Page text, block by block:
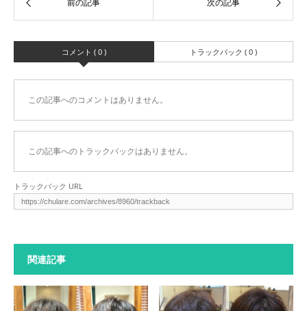
コメント ( 0 ) トラックバック ( 0 )
この記事へのコメントはありません。
この記事へのトラックバックはありません。
トラックバック URL
関連記事